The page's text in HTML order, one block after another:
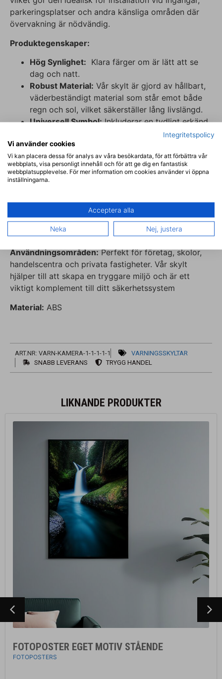
parkeringsplatser och andra känsliga områden där
övervakning är nödvändig.
Produktegenskaper:
Hög Synlighet: Klara färger om är lätt att se
dag och natt.
Robust Material: Vår skylt är gjord av hållbart,
väderbeständigt material som står emot både
regn och sol, vilket säkerställer lång livslängd.
Universell Symbol:Inkluderar en tydligt erkänd
symbol för videoövervakning samt text på både
svenska och engelska, vilket gör budskapet
klart för alla besökare.
Enkel Installation:Kommer med starkt
dubbelhäftande material och är enkel att
Vid uppfästning med skruv bör skylten
förborras
Lagkrav:Uppfyller svenska och internationella
Användningsområden:Perfekt för företag, skolor,
handelscentra och privata fastigheter. Vår skylt
hjälper till att skapa en tryggare miljö och är ett
viktigt komplement till ditt säkerhetssystem
Material: ABS
ART.NR: VARN-KAMERA-1-1-1-1-1
VARNINGSSKYLTAR
SNABB LEVERANS
TRYGG HANDEL
LIKNANDE PRODUKTER
FOTOPOSTER EGET MOTIV STÅENDE
FOTOPOSTERS
Integritetspolicy
Vi använder cookies
Vi kan placera dessa för analys av våra besökardata, för att förbättra vår
webbplats, visa personligt innehåll och för att ge dig en fantastisk
webbplatsupplevelse. För mer information om cookies använder vi öppna
inställningarna.
Acceptera alla
Neka Nej, justera